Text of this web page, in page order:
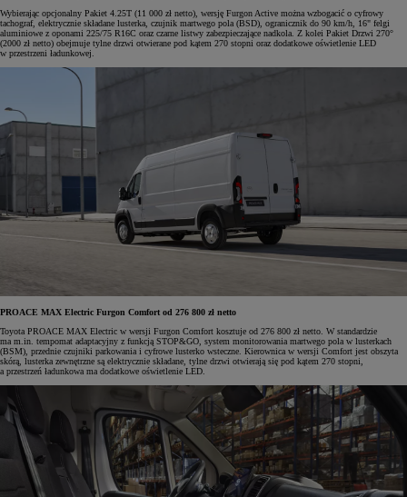
Wybierając opcjonalny Pakiet 4.25T (11 000 zł netto), wersję Furgon Active można wzbogacić o cyfrowy
tachograf, elektrycznie składane lusterka, czujnik martwego pola (BSD), ogranicznik do 90 km/h, 16" felgi
aluminiowe z oponami 225/75 R16C oraz czarne listwy zabezpieczające nadkola. Z kolei Pakiet Drzwi 270°
(2000 zł netto) obejmuje tylne drzwi otwierane pod kątem 270 stopni oraz dodatkowe oświetlenie LED
w przestrzeni ładunkowej.
PROACE MAX Electric Furgon Comfort od 276 800 zł netto
Toyota PROACE MAX Electric w wersji Furgon Comfort kosztuje od 276 800 zł netto. W standardzie
ma m.in. tempomat adaptacyjny z funkcją STOP&GO, system monitorowania martwego pola w lusterkach
(BSM), przednie czujniki parkowania i cyfrowe lusterko wsteczne. Kierownica w wersji Comfort jest obszyta
skórą, lusterka zewnętrzne są elektrycznie składane, tylne drzwi otwierają się pod kątem 270 stopni,
a przestrzeń ładunkowa ma dodatkowe oświetlenie LED.